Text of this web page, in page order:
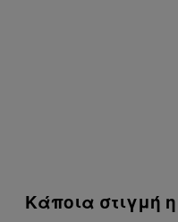
Κάποια στιγμή